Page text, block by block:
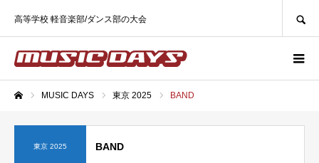
高等学校 軽音楽部/ダンス部の大会
MUSIC DAYS 東京 2025 BAND
東京 2025 BAND